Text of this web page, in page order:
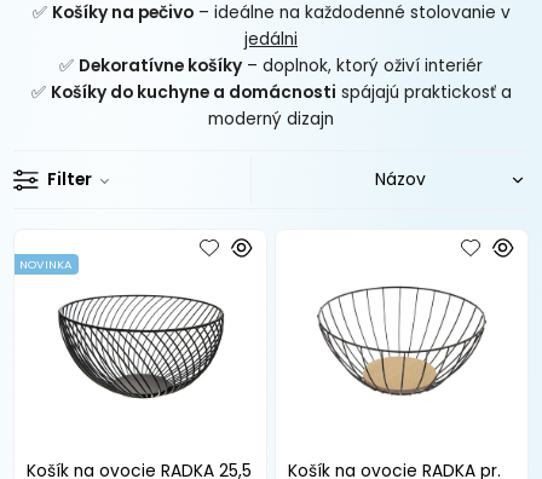
✅ Košíky na pečivo– ideálne na každodenné stolovanie v
jedálni
✅ Dekoratívne košíky – doplnok, ktorý oživí interiér
✅ Košíky do kuchyne a domácnosti spájajú praktickosť a
moderný dizajn
Filter
Košík na ovocie RADKA 25,5
NOVINKA
Košík na ovocie RADKA pr.